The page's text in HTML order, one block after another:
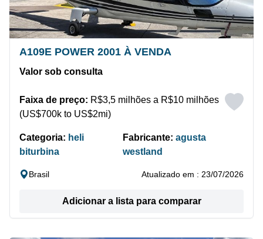
A109E POWER 2001 À VENDA
Valor sob consulta
Faixa de preço: R$3,5 milhões a R$10 milhões
(US$700k to US$2mi)
Categoria: heli
biturbina
Fabricante: agusta
westland
Brasil Atualizado em : 23/07/2026
Adicionar a lista para comparar